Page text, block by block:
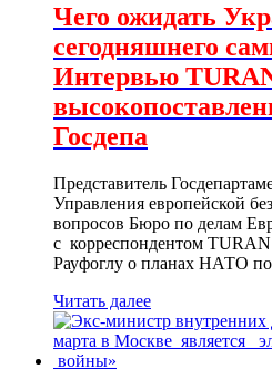
Чего ожидать
сегодняшнего
Интервью
Госдепа
Представитель
Управления европейской
вопросов Бюро по делам
с корреспондентом
Рауфоглу о планах НАТО
Читать далее